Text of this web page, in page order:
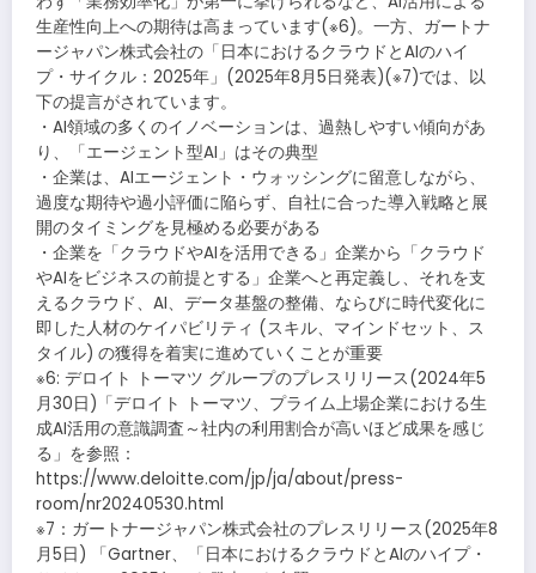
生産性向上への期待は高まっています(※6)。一方、ガートナ
ージャパン株式会社の「日本におけるクラウドとAIのハイ
プ・サイクル：2025年」(2025年8月5日発表)(※7)では、以
下の提言がされています。
・AI領域の多くのイノベーションは、過熱しやすい傾向があ
り、「エージェント型AI」はその典型
・企業は、AIエージェント・ウォッシングに留意しながら、
過度な期待や過小評価に陥らず、自社に合った導入戦略と展
開のタイミングを見極める必要がある
・企業を「クラウドやAIを活用できる」企業から「クラウド
やAIをビジネスの前提とする」企業へと再定義し、それを支
えるクラウド、AI、データ基盤の整備、ならびに時代変化に
即した人材のケイパビリティ (スキル、マインドセット、ス
タイル) の獲得を着実に進めていくことが重要
※6: デロイト トーマツ グループのプレスリリース(2024年5
月30日)「デロイト トーマツ、プライム上場企業における生
成AI活用の意識調査～社内の利用割合が高いほど成果を感じ
る」を参照：
https://www.deloitte.com/jp/ja/about/press-
room/nr20240530.html
※7：ガートナージャパン株式会社のプレスリリース(2025年8
月5日) 「Gartner、「日本におけるクラウドとAIのハイプ・